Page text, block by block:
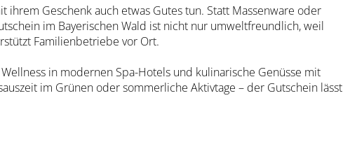
Geschenk auch etwas Gutes tun. Statt Massenware oder
im Bayerischen Wald ist nicht nur umweltfreundlich, weil
Familienbetriebe vor Ort.
in modernen Spa-Hotels und kulinarische Genüsse mit
im Grünen oder sommerliche Aktivtage – der Gutschein lässt